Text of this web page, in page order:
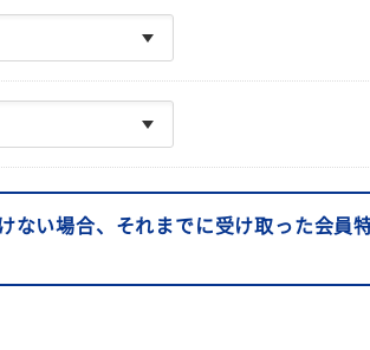
ない場合、それまでに受け取った会員